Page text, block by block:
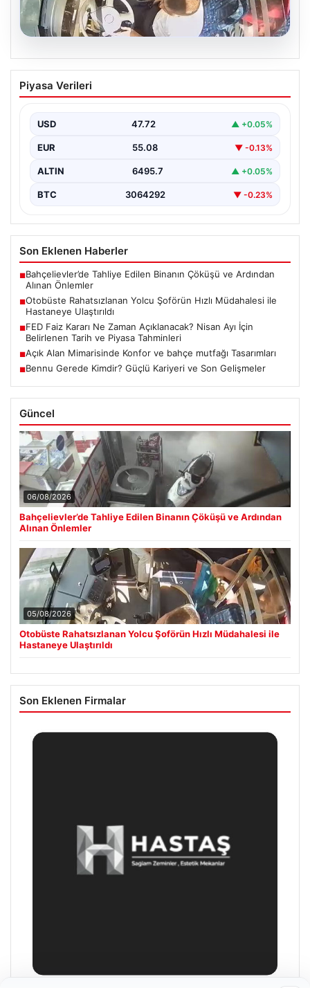
05.08.2026
Otobüste Rahatsızlanan Yolcu Şoförün
Hızlı Müdahalesi ile Hastaneye
Trabzon’da halk otobüsünde aniden rahatsızlanan 76
Sinan…
Piyasa Verileri
USD 47.72 ▲ +0.05%
EUR 55.08 ▼ -0.13%
ALTIN 6495.7 ▲ +0.05%
BTC 3064292 ▼ -0.23%
Son Eklenen Haberler
■Bahçelievler’de Tahliye Edilen Binanın Çöküşü ve Ardından
Alınan Önlemler
■Otobüste Rahatsızlanan Yolcu Şoförün Hızlı Müdahalesi ile
Hastaneye Ulaştırıldı
■FED Faiz Kararı Ne Zaman Açıklanacak? Nisan Ayı İçin
Belirlenen Tarih ve Piyasa Tahminleri
■Açık Alan Mimarisinde Konfor ve bahçe mutfağı Tasarımları
■Bennu Gerede Kimdir? Güçlü Kariyeri ve Son Gelişmeler
Güncel
06/08/2026
Bahçelievler’de Tahliye Edilen Binanın Çöküşü ve Ardından
Alınan Önlemler
05/08/2026
Otobüste Rahatsızlanan Yolcu Şoförün Hızlı Müdahalesi ile
Hastaneye Ulaştırıldı
Son Eklenen Firmalar